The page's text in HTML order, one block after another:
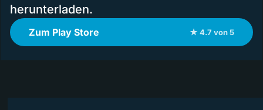
herunterladen.
Zum Play Store ★ 4.7 von 5